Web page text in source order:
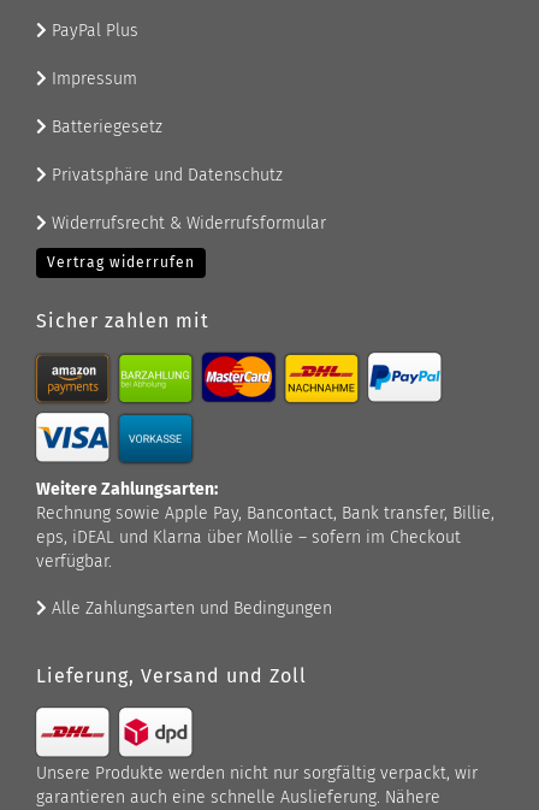
PayPal Plus
Impressum
Batteriegesetz
Privatsphäre und Datenschutz
Widerrufsrecht & Widerrufsformular
Vertrag widerrufen
Sicher zahlen mit
Weitere Zahlungsarten:
Rechnung sowie Apple Pay, Bancontact, Bank transfer, Billie,
eps, iDEAL und Klarna über Mollie – sofern im Checkout
verfügbar.
Alle Zahlungsarten und Bedingungen
Lieferung, Versand und Zoll
Unsere Produkte werden nicht nur sorgfältig verpackt, wir
garantieren auch eine schnelle Auslieferung. Nähere